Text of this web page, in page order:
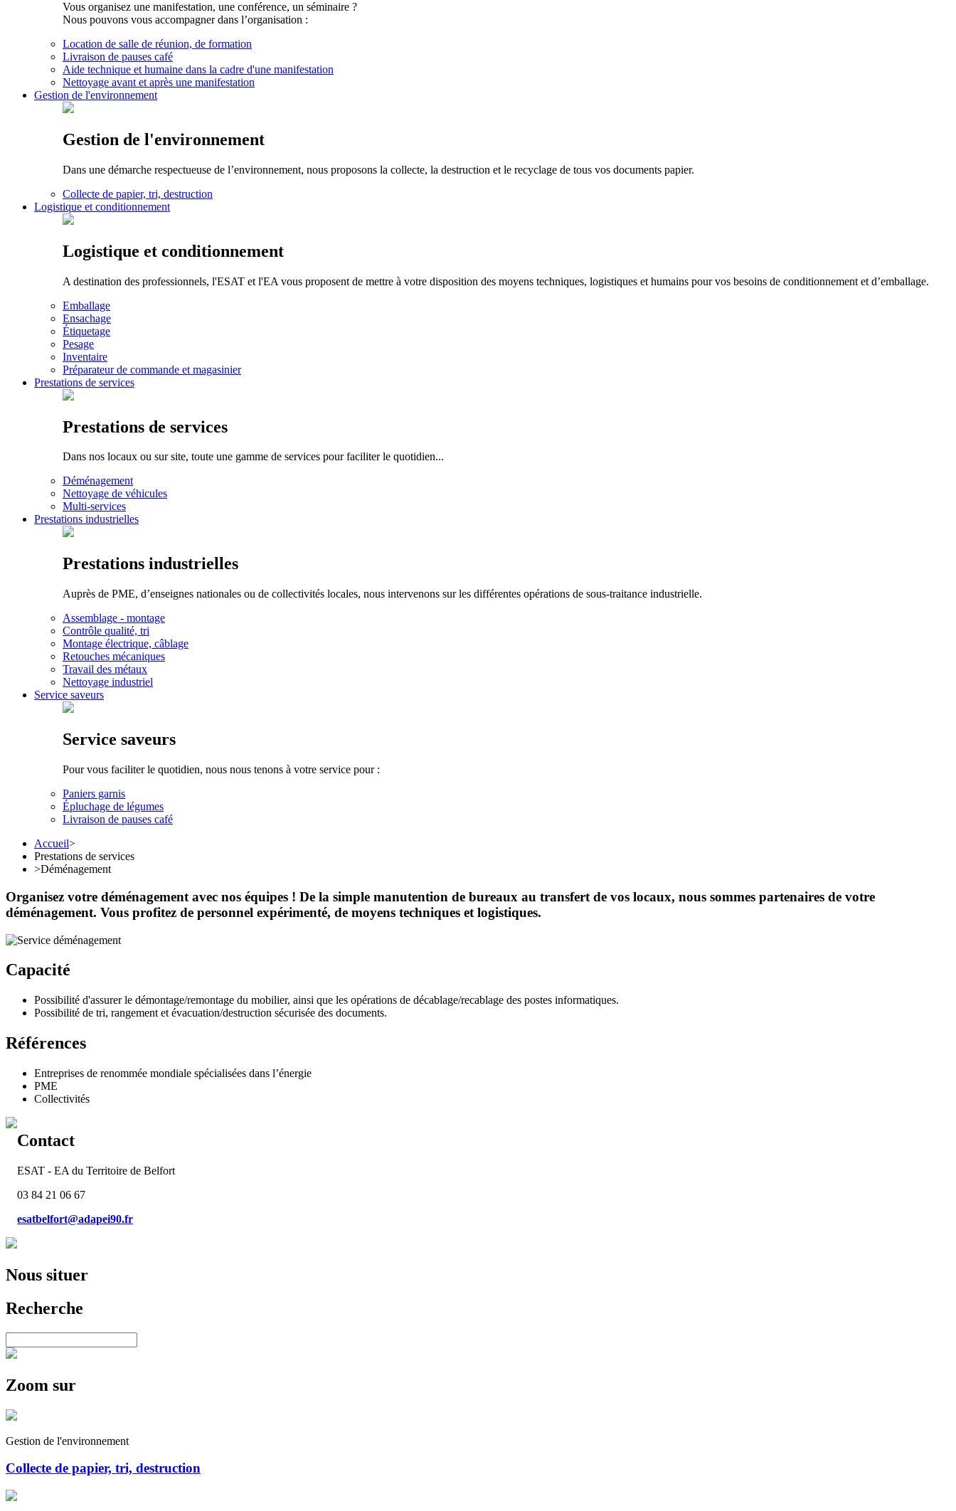
Vous organisez une manifestation, une conférence, un séminaire ?
Nous pouvons vous accompagner dans l’organisation :
Location de salle de réunion, de formation
Livraison de pauses café
Aide technique et humaine dans la cadre d'une manifestation
Nettoyage avant et après une manifestation
Gestion de l'environnement
Gestion de l'environnement
Dans une démarche respectueuse de l’environnement, nous proposons la collecte, la destruction et le recyclage de tous vos documents papier.
Collecte de papier, tri, destruction
Logistique et conditionnement
Logistique et conditionnement
A destination des professionnels, l'ESAT et l'EA vous proposent de mettre à votre disposition des moyens techniques, logistiques et humains pour vos besoins de conditionnement et d’emballage.
Emballage
Ensachage
Étiquetage
Pesage
Inventaire
Préparateur de commande et magasinier
Prestations de services
Prestations de services
Dans nos locaux ou sur site, toute une gamme de services pour faciliter le quotidien...
Déménagement
Nettoyage de véhicules
Multi-services
Prestations industrielles
Prestations industrielles
Auprès de PME, d’enseignes nationales ou de collectivités locales, nous intervenons sur les différentes opérations de sous-traitance industrielle.
Assemblage - montage
Contrôle qualité, tri
Montage électrique, câblage
Retouches mécaniques
Travail des métaux
Nettoyage industriel
Service saveurs
Service saveurs
Pour vous faciliter le quotidien, nous nous tenons à votre service pour :
Paniers garnis
Épluchage de légumes
Livraison de pauses café
Accueil>
Prestations de services
>Déménagement
Organisez votre déménagement avec nos équipes ! De la simple manutention de bureaux au transfert de vos locaux, nous sommes partenaires de votre
déménagement. Vous profitez de personnel expérimenté, de moyens techniques et logistiques.
Capacité
Possibilité d'assurer le démontage/remontage du mobilier, ainsi que les opérations de décablage/recablage des postes informatiques.
Possibilité de tri, rangement et évacuation/destruction sécurisée des documents.
Références
Entreprises de renommée mondiale spécialisées dans l’énergie
PME
Collectivités
Contact
ESAT - EA du Territoire de Belfort
03 84 21 06 67
esatbelfort@adapei90.fr
Nous situer
Recherche
Zoom sur
Gestion de l'environnement
Collecte de papier, tri, destruction